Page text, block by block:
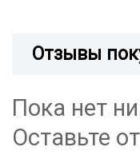
Отзывы
Пока нет
Оставьте